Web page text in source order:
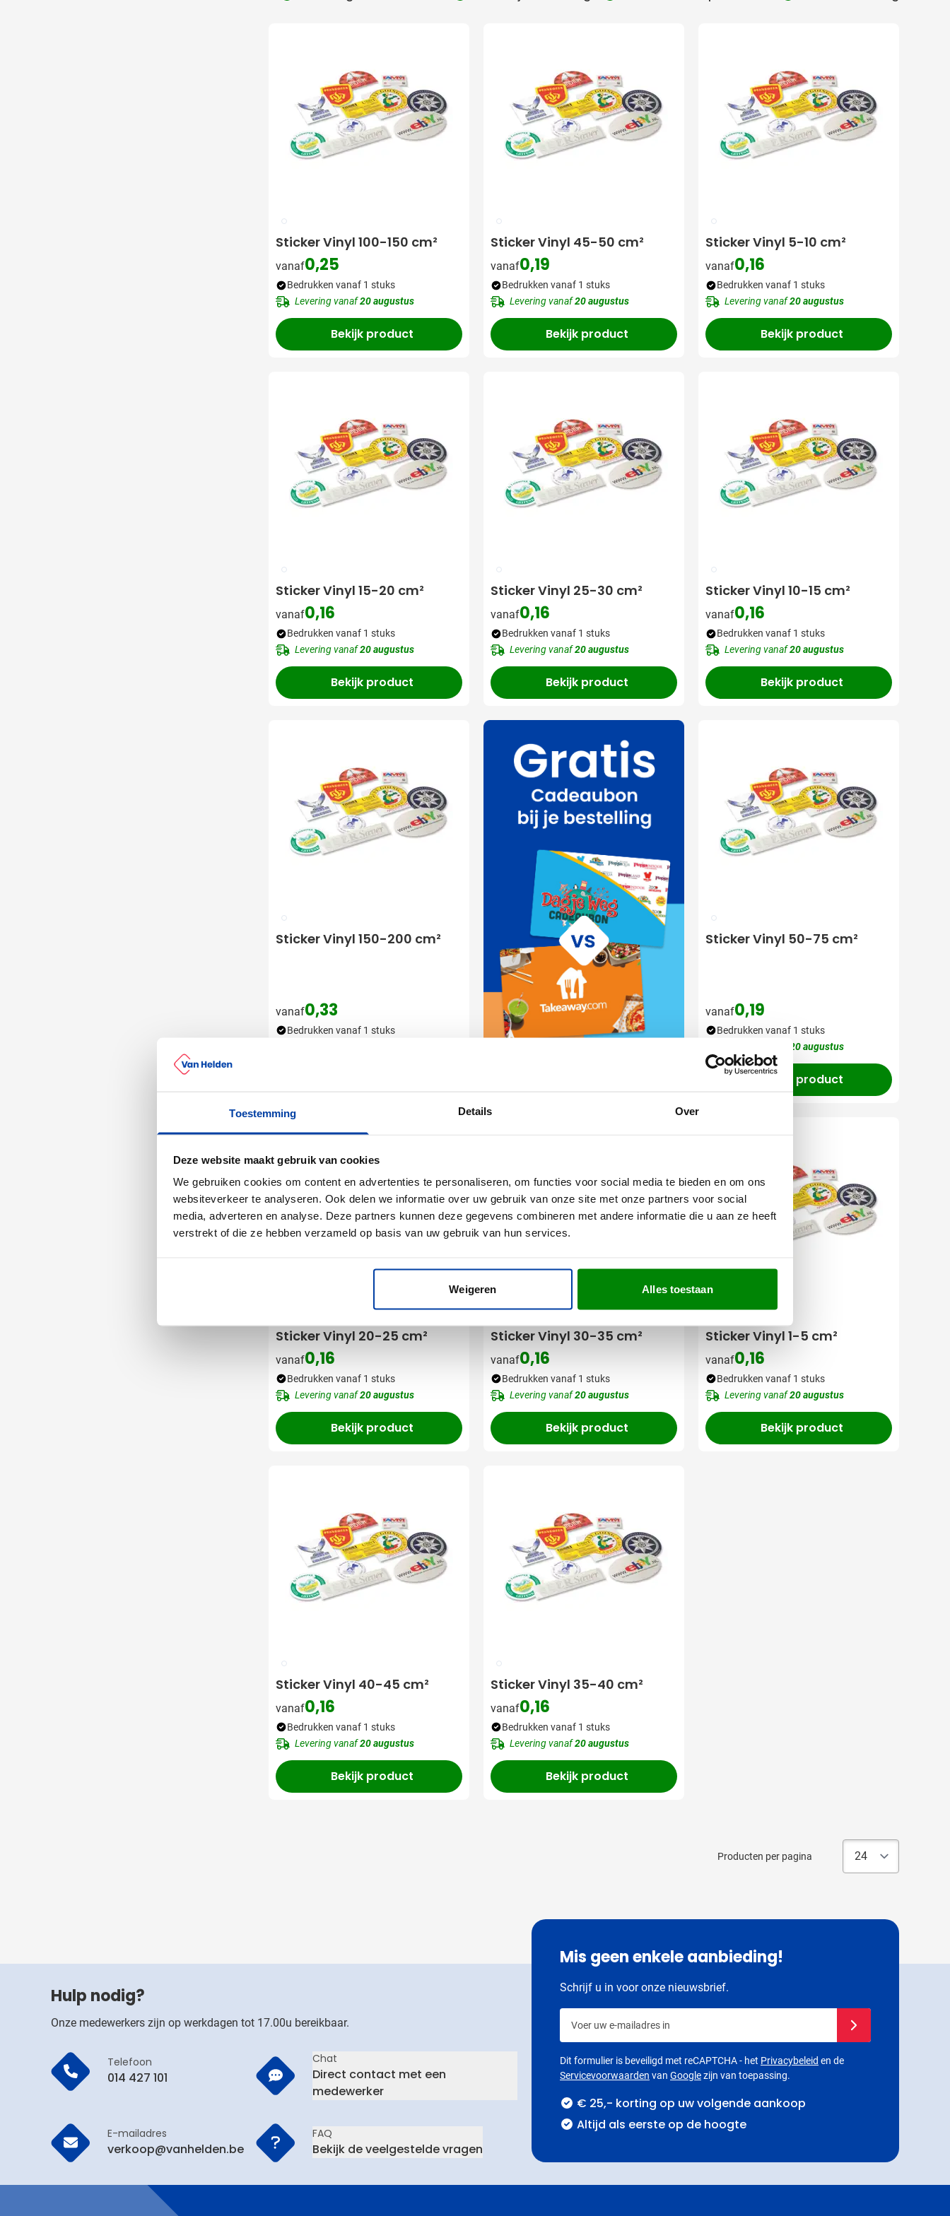
Toestemming Details Over
Deze website maakt gebruik van cookies
We gebruiken cookies om content en advertenties te personaliseren, om functies voor social media te bieden en om ons
websiteverkeer te analyseren. Ook delen we informatie over uw gebruik van onze site met onze partners voor social
media, adverteren en analyse. Deze partners kunnen deze gegevens combineren met andere informatie die u aan ze heeft
verstrekt of die ze hebben verzameld op basis van uw gebruik van hun services.
Weigeren Alles toestaan
Toon submenu voor Eten & Tafelen categorie
Toon submenu voor Speelgoed categorie
Toon submenu voor Kleding categorie
Toon submenu voor Duurzaam categorie
Toon submenu voor Acties & overig categorie
009
Sticker Vinyl 100-150 cm²
vanaf0,25
Bedrukken vanaf 1 stuks
Levering vanaf20 augustus
Bekijk product
009
Sticker Vinyl 45-50 cm²
vanaf0,19
Bedrukken vanaf 1 stuks
Levering vanaf20 augustus
Bekijk product
009
Sticker Vinyl 5-10 cm²
vanaf0,16
Bedrukken vanaf 1 stuks
Levering vanaf20 augustus
Bekijk product
009
Sticker Vinyl 15-20 cm²
vanaf0,16
Bedrukken vanaf 1 stuks
Levering vanaf20 augustus
Bekijk product
009
Sticker Vinyl 25-30 cm²
vanaf0,16
Bedrukken vanaf 1 stuks
Levering vanaf20 augustus
Bekijk product
009
Sticker Vinyl 10-15 cm²
vanaf0,16
Bedrukken vanaf 1 stuks
Levering vanaf20 augustus
Bekijk product
009
Sticker Vinyl 150-200 cm²
vanaf0,33
Bedrukken vanaf 1 stuks
009
Sticker Vinyl 50-75 cm²
vanaf0,19
Bedrukken vanaf 1 stuks
20 augustus
Bekijk product
Sticker Vinyl 20-25 cm²
vanaf0,16
Bedrukken vanaf 1 stuks
Levering vanaf20 augustus
Bekijk product
009
Sticker Vinyl 30-35 cm²
vanaf0,16
Bedrukken vanaf 1 stuks
Levering vanaf20 augustus
Bekijk product
009
Sticker Vinyl 1-5 cm²
vanaf0,16
Bedrukken vanaf 1 stuks
Levering vanaf20 augustus
Bekijk product
009
Sticker Vinyl 40-45 cm²
vanaf0,16
Bedrukken vanaf 1 stuks
Levering vanaf20 augustus
Bekijk product
009
Sticker Vinyl 35-40 cm²
vanaf0,16
Bedrukken vanaf 1 stuks
Levering vanaf20 augustus
Bekijk product
Producten per pagina
Hulp nodig?
Onze medewerkers zijn op werkdagen tot 17.00u bereikbaar.
Telefoon
014 427 101
Chat
Direct contact met een
medewerker
E-mailadres
verkoop@vanhelden.be
FAQ
Bekijk de veelgestelde vragen
Mis geen enkele aanbieding!
Schrijf u in voor onze nieuwsbrief.
Dit formulier is beveiligd met reCAPTCHA - het Privacybeleid en de
Servicevoorwaarden van Googlezijn van toepassing.
€ 25,- korting op uw volgende aankoop
Altijd als eerste op de hoogte